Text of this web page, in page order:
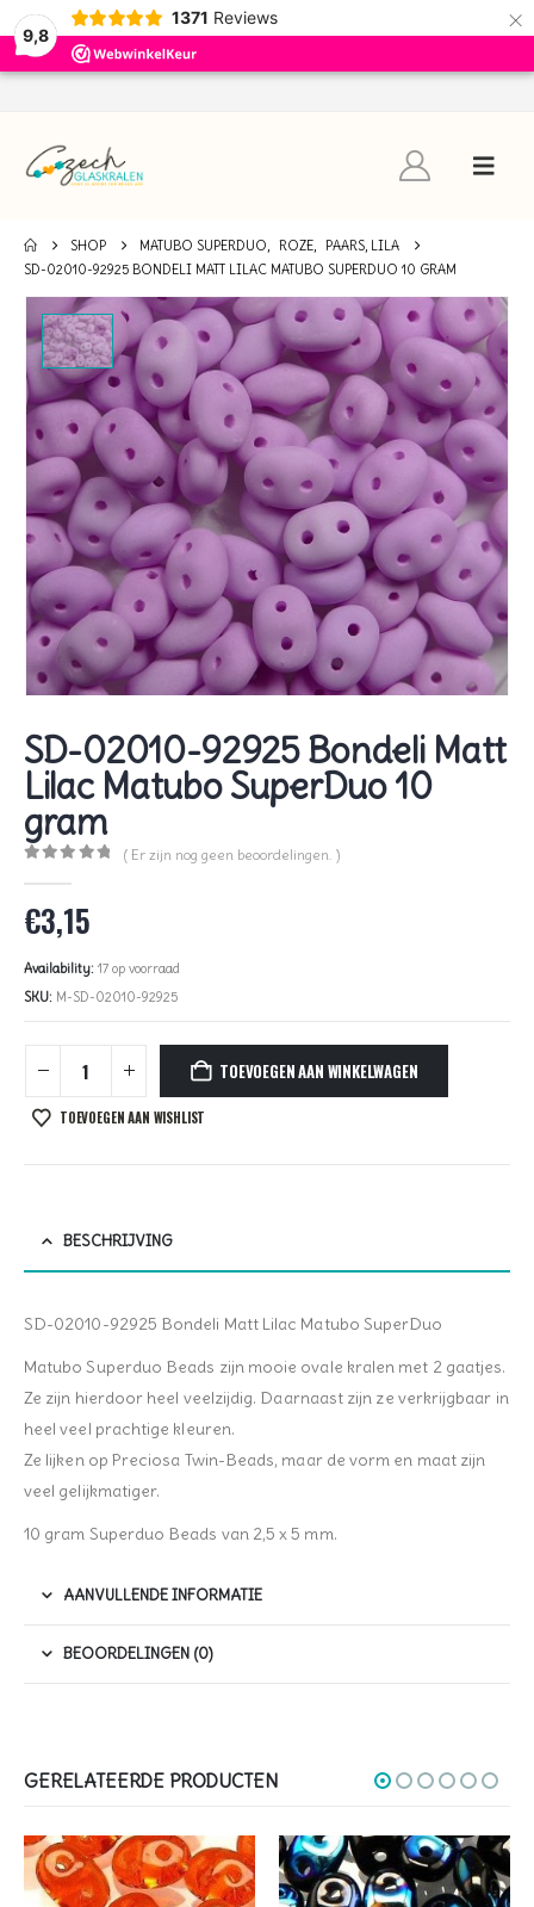
9,8
1371 Reviews ×
SHOP MATUBO SUPERDUO, ROZE, PAARS, LILA
SD-02010-92925 BONDELI MATT LILAC MATUBO SUPERDUO 10 GRAM
SD-02010-92925 Bondeli Matt
Lilac Matubo SuperDuo 10
gram
( Er zijn nog geen beoordelingen. )
€3,15
Availability: 17 op voorraad
SKU: M-SD-02010-92925
TOEVOEGEN AAN WINKELWAGEN
TOEVOEGEN AAN WISHLIST
BESCHRIJVING
SD-02010-92925 Bondeli Matt Lilac Matubo SuperDuo
Matubo Superduo Beads zijn mooie ovale kralen met 2 gaatjes.
Ze zijn hierdoor heel veelzijdig. Daarnaast zijn ze verkrijgbaar in
heel veel prachtige kleuren.
Ze lijken op Preciosa Twin-Beads, maar de vorm en maat zijn
veel gelijkmatiger.
10 gram Superduo Beads van 2,5 x 5 mm.
AANVULLENDE INFORMATIE
BEOORDELINGEN (0)
GERELATEERDE PRODUCTEN